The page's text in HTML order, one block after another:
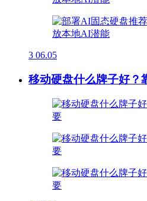
3 06.05
移动硬盘什么牌子好？